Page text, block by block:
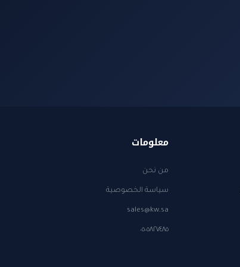
معلومات
من نحن
سياسة الخصوصية
sales@kw.sa
٠٥٠٥٨٢٧٤٨٥